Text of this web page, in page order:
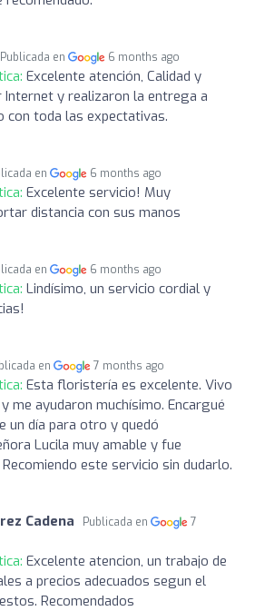
Publicada en 6 months ago
Excelente atención, Calidad y
Internet y realizaron la entrega a
con toda las expectativas.
en 6 months ago
Excelente servicio! Muy
distancia con sus manos
en 6 months ago
Lindísimo, un servicio cordial y
en 7 months ago
Esta floristería es excelente. Vivo
me ayudaron muchísimo. Encargué
un día para otro y quedó
Lucila muy amable y fue
este servicio sin dudarlo.
Cadena Publicada en
7
Excelente atencion, un trabajo de
a precios adecuados segun el
Recomendados